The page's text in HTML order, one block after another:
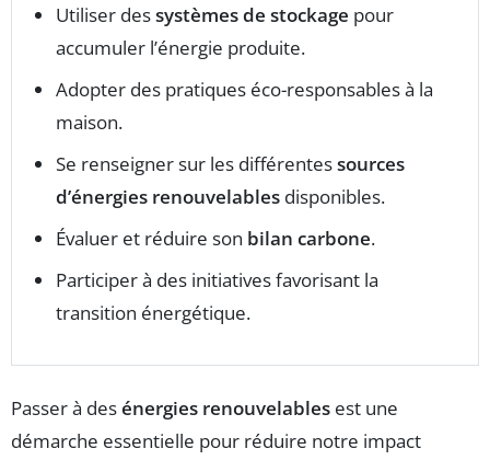
Utiliser dessystèmes de stockage pour
accumuler l’énergie produite.
Adopter des pratiques éco-responsables à la
maison.
Se renseigner sur les différentessources
d’énergies renouvelables disponibles.
Évaluer et réduire son bilan carbone.
Participer à des initiatives favorisant la
transition énergétique.
Passer à desénergies renouvelables est une
démarche essentielle pour réduire notre impact